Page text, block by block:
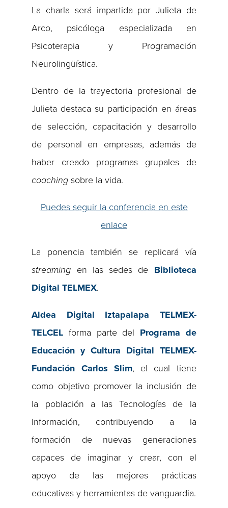
La charla será impartida por Julieta de
Arco, psicóloga especializada en
Psicoterapia y Programación
Neurolingüística.
Dentro de la trayectoria profesional de
Julieta destaca su participación en áreas
de selección, capacitación y desarrollo
de personal en empresas, además de
haber creado programas grupales de
coaching sobre la vida.
Puedes seguir la conferencia en este
enlace
La ponencia también se replicará vía
streaming en las sedes de Biblioteca
Digital TELMEX.
Aldea Digital Iztapalapa TELMEX-
TELCEL forma parte del Programa de
Educación y Cultura Digital TELMEX-
Fundación Carlos Slim, el cual tiene
como objetivo promover la inclusión de
la población a las Tecnologías de la
Información, contribuyendo a la
formación de nuevas generaciones
capaces de imaginar y crear, con el
apoyo de las mejores prácticas
educativas y herramientas de vanguardia.